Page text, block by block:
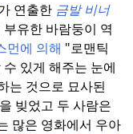
연출한 금발 비너
부유한 바람둥이 역
먼에 의해 "로맨틱
있게 해주는 눈에
는 것으로 묘사된
빚었고 두 사람은
많은 영화에서 우아